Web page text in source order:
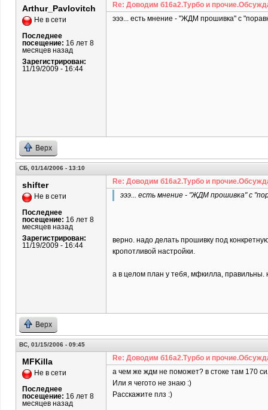
Arthur_Pavlovitch
Не в сети
Последнее
посещение: 16 лет 8
месяцев назад
Зарегистрирован:
11/19/2009 - 16:44
Re: Доводим б16а2.Турбо и
эээ... есть мнение - "ЖДМ прошивка" с
Верх
СБ, 01/14/2006 - 13:10
shifter
Не в сети
Последнее
посещение: 16 лет 8
месяцев назад
Зарегистрирован:
11/19/2009 - 16:44
Re: Доводим б16а2.Турбо и
эээ... есть мнение - "ЖДМ прошивка" с
верно. надо делать прошивку под
кропотливой настройки.
а в целом план у тебя, мфкилла, правильны.
Верх
ВС, 01/15/2006 - 09:45
MFKilla
Не в сети
Последнее
посещение: 16 лет 8
месяцев назад
Re: Доводим б16а2.Турбо и
а чем же ждм не поможет? в стоке там 170
Или я чегото не знаю :)
Расскажите плз :)